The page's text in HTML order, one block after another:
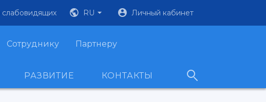
слабовидящих RU Личный кабинет
Сотруднику Партнеру
РАЗВИТИЕ КОНТАКТЫ